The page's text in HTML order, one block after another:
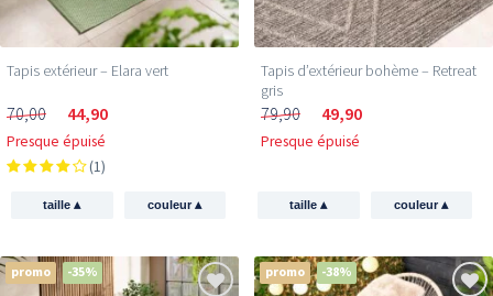
Tapis extérieur – Elara vert
70,00 44,90
Presque épuisé
(1)
taille▴ couleur▴
Tapis d’extérieur bohème – Retreat
gris
79,90 49,90
Presque épuisé
taille▴ couleur▴
promo -35% promo -38%